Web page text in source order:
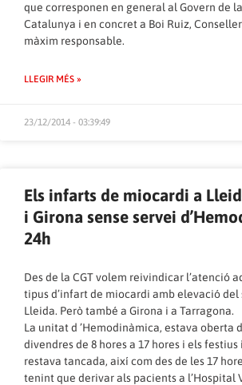
que corresponen en general al Govern de
Catalunya i en concret a Boi Ruiz,
màxim responsable.
LLEGIR MÉS »
23/12/2014 - 03:39:49
Els infarts de miocardi a
i Girona sense servei
24h
Des de la CGT volem reivindicar l’atenció
tipus d’infart de miocardi amb elevació del
Lleida. Però també a Girona i a Tarragona.
La unitat d ’Hemodinàmica, estava oberta
divendres de 8 hores a 17 hores i els
restava tancada, així com des de les 17
tenint que derivar als pacients a l’Hospital